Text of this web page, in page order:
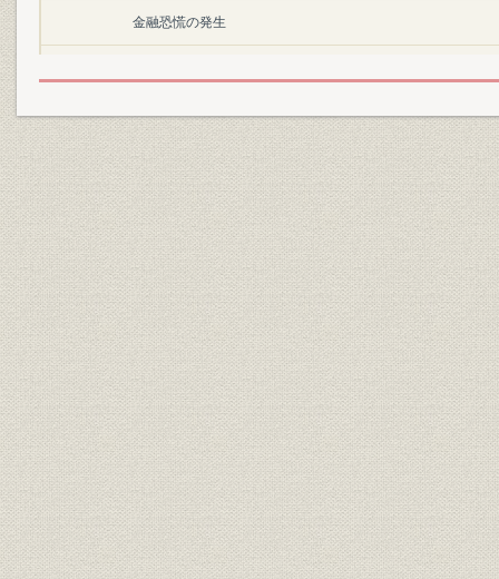
金融恐慌の発生
本店の東京移転
三 戦時下の経営
信託兼営法の制定と信託会社の減少
金銭信託に偏重した信託業務
資金の運用
店舗の拡充
二 戦後の苦難と経営(昭和二〇~三三年)
一 戦後の混乱期における経営
戦後のインフレと苦難の経営
信託銀行への転換と社名の変更
資金運用の変化